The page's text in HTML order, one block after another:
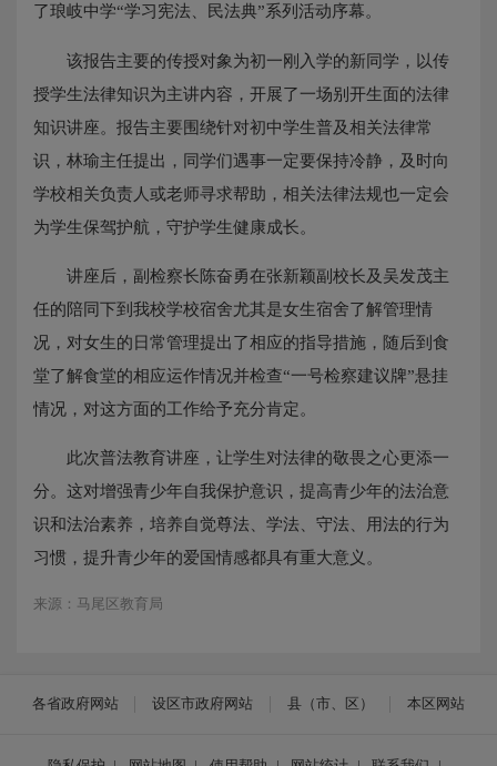
了琅岐中学“学习宪法、民法典”系列活动序幕。
该报告主要的传授对象为初一刚入学的新同学，以传
授学生法律知识为主讲内容，开展了一场别开生面的法律
知识讲座。报告主要围绕针对初中学生普及相关法律常
识，林瑜主任提出，同学们遇事一定要保持冷静，及时向
学校相关负责人或老师寻求帮助，相关法律法规也一定会
为学生保驾护航，守护学生健康成长。
讲座后，副检察长陈奋勇在张新颖副校长及吴发茂主
任的陪同下到我校学校宿舍尤其是女生宿舍了解管理情
况，对女生的日常管理提出了相应的指导措施，随后到食
堂了解食堂的相应运作情况并检查“一号检察建议牌”悬挂
情况，对这方面的工作给予充分肯定。
此次普法教育讲座，让学生对法律的敬畏之心更添一
分。这对增强青少年自我保护意识，提高青少年的法治意
识和法治素养，培养自觉尊法、学法、守法、用法的行为
习惯，提升青少年的爱国情感都具有重大意义。
来源：马尾区教育局
各省政府网站 设区市政府网站 县（市、区） 本区网站